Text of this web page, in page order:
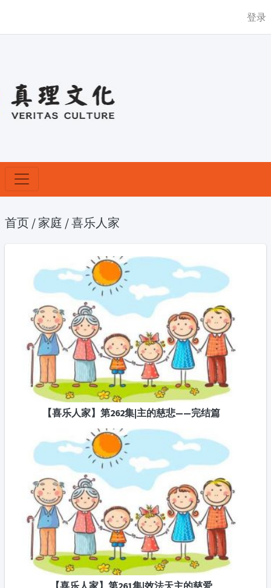
登录
首页 / 家庭 /喜乐人家
【喜乐人家】第262集|主的慈悲——完结篇
【喜乐人家】第261集|效法天主的慈爱